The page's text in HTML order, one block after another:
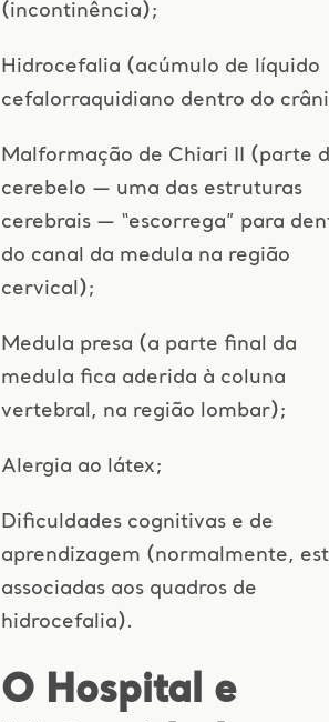
(incontinência);
Hidrocefalia (acúmulo de líquido
cefalorraquidiano dentro do
Malformação de Chiari II (parte
cerebelo — uma das estruturas
cerebrais — “escorrega” para
do canal da medula na região
cervical);
Medula presa (a parte final da
medula fica aderida à coluna
vertebral, na região lombar);
Alergia ao látex;
Dificuldades cognitivas e de
aprendizagem (normalmente,
associadas aos quadros de
hidrocefalia).
O Hospital e